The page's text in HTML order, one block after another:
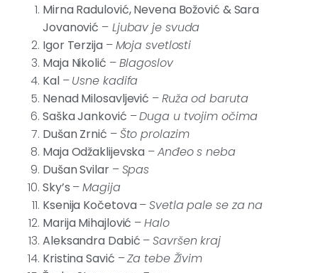
Mirna Radulović, Nevena Božović & Sara
Jovanović –Ljubav je svuda
Igor Terzija–Moja svetlosti
Maja Nikolić –Blagoslov
Kal–Usne kadifa
Nenad Milosavljević –Ruža od baruta
Saška Janković –Duga u tvojim očima
Dušan Zrnić –Što prolazim
Maja Odžaklijevska –Anđeo s neba
Dušan Svilar–Spas
Sky’s –Magija
Ksenija Kočetova–Svetla pale se za na
Marija Mihajlović –Halo
Aleksandra Dabić –Savršen kraj
Kristina Savić –Za tebe Živim